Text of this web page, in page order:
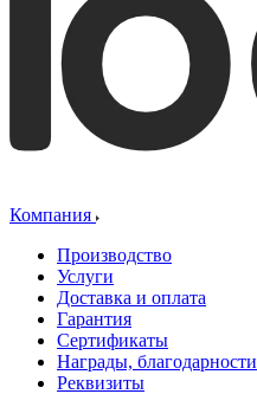
Компания
Производство
Услуги
Доставка и оплата
Гарантия
Сертификаты
Награды, благодарности
Реквизиты